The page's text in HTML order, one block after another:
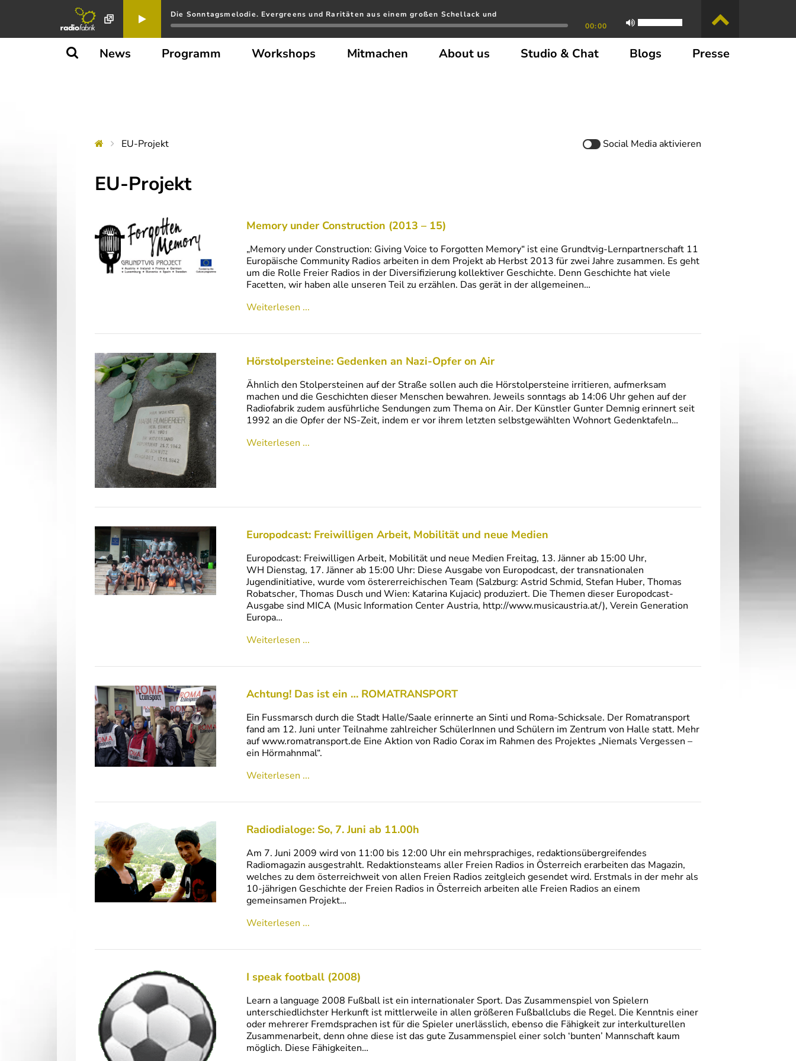
Die Sonntagsmelodie. Evergreens und Raritäten aus einem großen Schellack und
00:00
News Programm Workshops Mitmachen About us Studio & Chat Blogs Presse
EU-Projekt Social Mediaaktivieren
EU-Projekt
Memory under Construction (2013 – 15)
„Memory under Construction: Giving Voice to Forgotten Memory“ ist eine Grundtvig-Lernpartnerschaft 11
Europäische Community Radios arbeiten in dem Projekt ab Herbst 2013 für zwei Jahre zusammen. Es geht
um die Rolle Freier Radios in der Diversifizierung kollektiver Geschichte. Denn Geschichte hat viele
Facetten, wir haben alle unseren Teil zu erzählen. Das gerät in der allgemeinen…
Weiterlesen ...
Hörstolpersteine: Gedenken an Nazi-Opfer on Air
Ähnlich den Stolpersteinen auf der Straße sollen auch die Hörstolpersteine irritieren, aufmerksam
machen und die Geschichten dieser Menschen bewahren. Jeweils sonntags ab 14:06 Uhr gehen auf der
Radiofabrik zudem ausführliche Sendungen zum Thema on Air. Der Künstler Gunter Demnig erinnert seit
1992 an die Opfer der NS-Zeit, indem er vor ihrem letzten selbstgewählten Wohnort Gedenktafeln…
Weiterlesen ...
Europodcast: Freiwilligen Arbeit, Mobilität und neue Medien
Europodcast: Freiwilligen Arbeit, Mobilität und neue Medien Freitag, 13. Jänner ab 15:00 Uhr,
WH Dienstag, 17. Jänner ab 15:00 Uhr: Diese Ausgabe von Europodcast, der transnationalen
Jugendinitiative, wurde vom östererreichischen Team (Salzburg: Astrid Schmid, Stefan Huber, Thomas
Robatscher, Thomas Dusch und Wien: Katarina Kujacic) produziert. Die Themen dieser Europodcast-
Ausgabe sind MICA (Music Information Center Austria, http://www.musicaustria.at/), Verein Generation
Europa…
Weiterlesen ...
Achtung! Das ist ein … ROMATRANSPORT
Ein Fussmarsch durch die Stadt Halle/Saale erinnerte an Sinti und Roma-Schicksale. Der Romatransport
fand am 12. Juni unter Teilnahme zahlreicher SchülerInnen und Schülern im Zentrum von Halle statt. Mehr
auf www.romatransport.de Eine Aktion von Radio Corax im Rahmen des Projektes „Niemals Vergessen –
ein Hörmahnmal“.
Weiterlesen ...
Radiodialoge: So, 7. Juni ab 11.00h
Am 7. Juni 2009 wird von 11:00 bis 12:00 Uhr ein mehrsprachiges, redaktionsübergreifendes
Radiomagazin ausgestrahlt. Redaktionsteams aller Freien Radios in Österreich erarbeiten das Magazin,
welches zu dem österreichweit von allen Freien Radios zeitgleich gesendet wird. Erstmals in der mehr als
10-jährigen Geschichte der Freien Radios in Österreich arbeiten alle Freien Radios an einem
gemeinsamen Projekt…
Weiterlesen ...
I speak football (2008)
Learn a language 2008 Fußball ist ein internationaler Sport. Das Zusammenspiel von Spielern
unterschiedlichster Herkunft ist mittlerweile in allen größeren Fußballclubs die Regel. Die Kenntnis einer
oder mehrerer Fremdsprachen ist für die Spieler unerlässlich, ebenso die Fähigkeit zur interkulturellen
Zusammenarbeit, denn ohne diese ist das gute Zusammenspiel einer solch ‘bunten’ Mannschaft kaum
möglich. Diese Fähigkeiten…